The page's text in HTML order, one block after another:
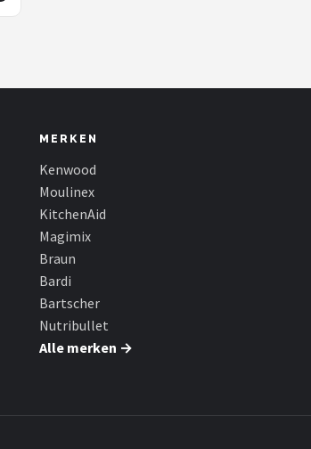
MERKEN
Kenwood
Moulinex
KitchenAid
Magimix
Braun
Bardi
Bartscher
Nutribullet
Alle merken →